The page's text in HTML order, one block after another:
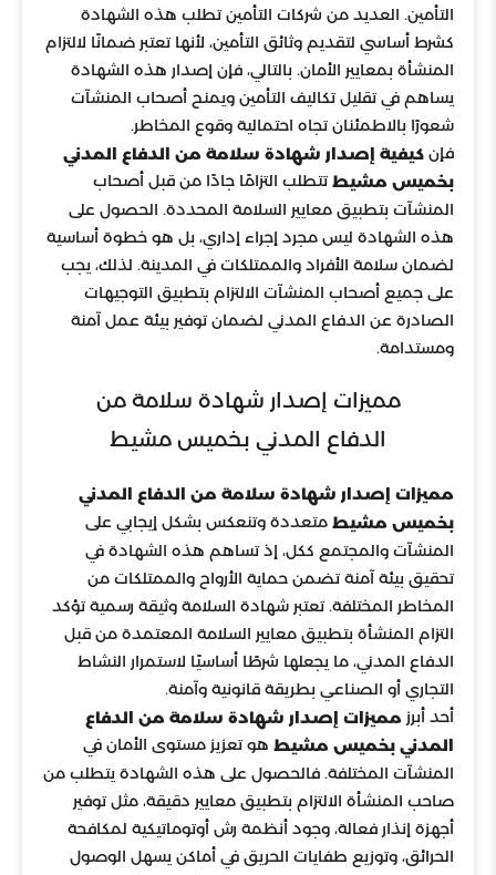
التأمين. العديد من شركات التأمين تطلب هذه الشهادة
كشرط أساسي لتقديم وثائق التأمين، لأنها تعتبر ضمانًا لالتزام
المنشأة بمعايير الأمان. بالتالي، فإن إصدار هذه الشهادة
يساهم في تقليل تكاليف التأمين ويمنح أصحاب المنشآت
شعورًا بالاطمئنان تجاه احتمالية وقوع المخاطر.
فإن كيفية إصدار شهادة سلامة من الدفاع المدني
بخميس مشيطتتطلب التزامًا جادًا من قبل أصحاب
المنشآت بتطبيق معايير السلامة المحددة. الحصول على
هذه الشهادة ليس مجرد إجراء إداري، بل هو خطوة أساسية
لضمان سلامة الأفراد والممتلكات في المدينة. لذلك، يجب
على جميع أصحاب المنشآت الالتزام بتطبيق التوجيهات
الصادرة عن الدفاع المدني لضمان توفير بيئة عمل آمنة
ومستدامة.
مميزات إصدار شهادة سلامة من
الدفاع المدني بخميس مشيط
مميزات إصدار شهادة سلامة من الدفاع المدني
بخميس مشيط متعددة وتنعكس بشكل إيجابي على
المنشآت والمجتمع ككل، إذ تساهم هذه الشهادة في
تحقيق بيئة آمنة تضمن حماية الأرواح والممتلكات من
المخاطر المختلفة. تعتبر شهادة السلامة وثيقة رسمية تؤكد
التزام المنشأة بتطبيق معايير السلامة المعتمدة من قبل
الدفاع المدني، ما يجعلها شرطًا أساسيًا لاستمرار النشاط
التجاري أو الصناعي بطريقة قانونية وآمنة.
أحد أبرز مميزات إصدار شهادة سلامة من الدفاع
المدني بخميس مشيط هو تعزيز مستوى الأمان في
المنشآت المختلفة. فالحصول على هذه الشهادة يتطلب من
صاحب المنشأة الالتزام بتطبيق معايير دقيقة، مثل توفير
أجهزة إنذار فعالة، وجود أنظمة رش أوتوماتيكية لمكافحة
الحرائق، وتوزيع طفايات الحريق في أماكن يسهل الوصول